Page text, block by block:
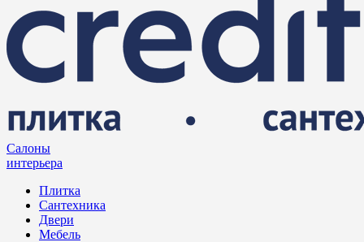
Салоны
интерьера
Плитка
Сантехника
Двери
Мебель